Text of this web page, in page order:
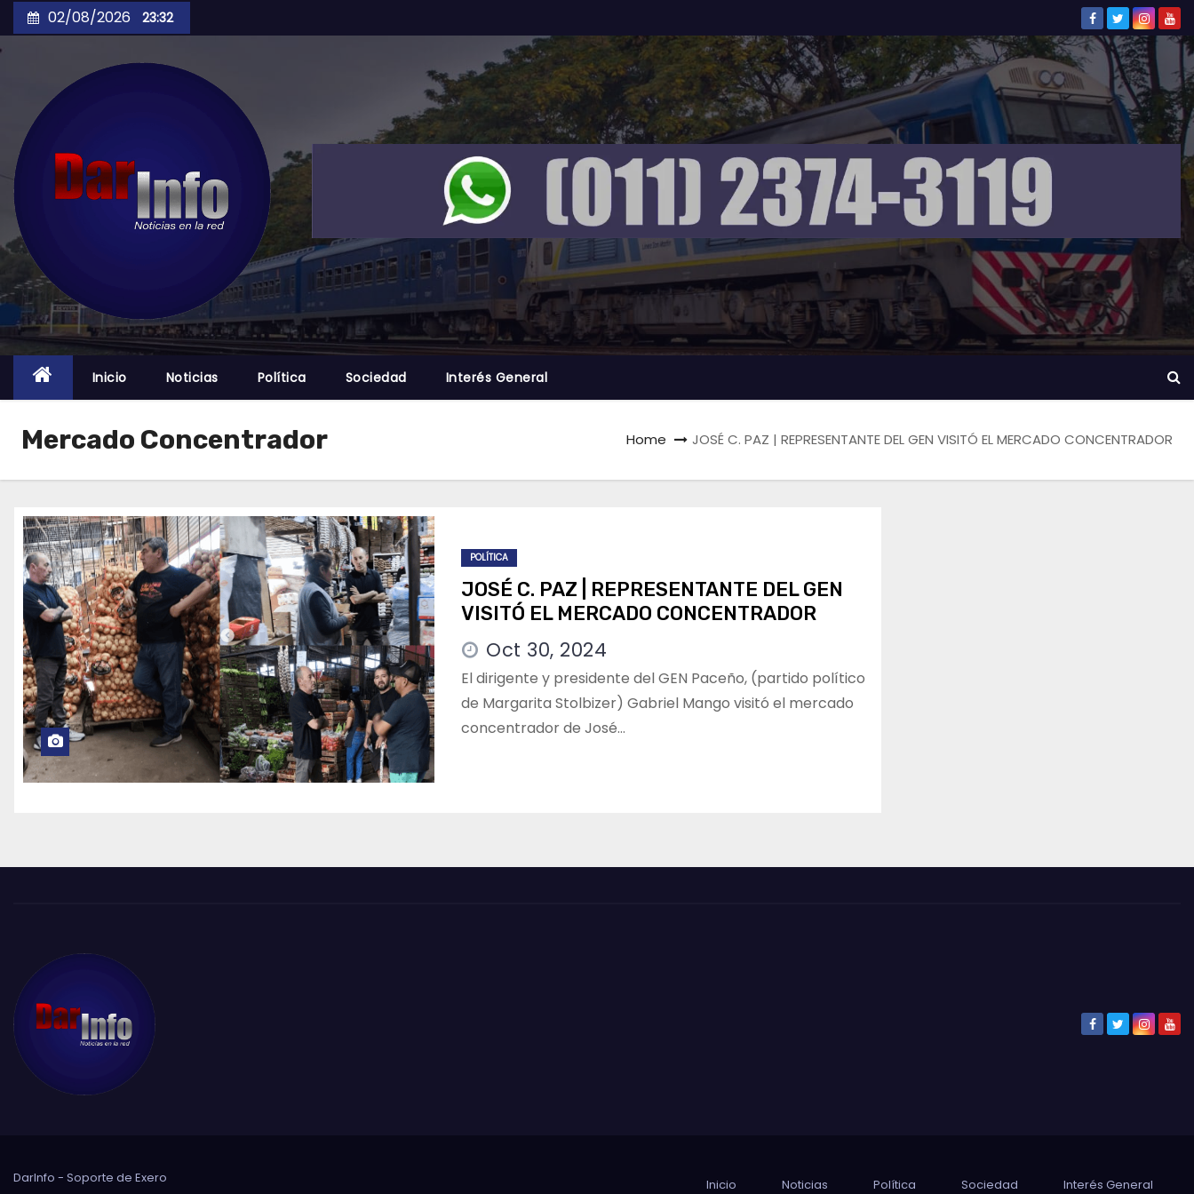
to
02/08/2026 23:32
Inicio Noticias Política Sociedad Interés General
Mercado Concentrador Home JOSÉ C. PAZ | REPRESENTANTE DEL GEN VISITÓ EL MERCADO CONCENTRADOR
POLÍTICA
JOSÉ C. PAZ | REPRESENTANTE DEL GEN
VISITÓ EL MERCADO CONCENTRADOR
Oct 30, 2024
El dirigente y presidente del GEN Paceño, (partido político
de Margarita Stolbizer) Gabriel Mango visitó el mercado
concentrador de José…
DarInfo - Soporte de Exero Inicio Noticias Política Sociedad Interés General